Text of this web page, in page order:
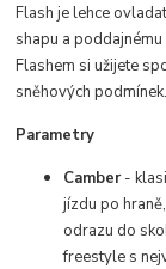
Flash je lehce
shapu a
Flashem si užijete
sněhových podmínek.
Parametry
Camber-
jízdu po
odrazu do
freestyle s